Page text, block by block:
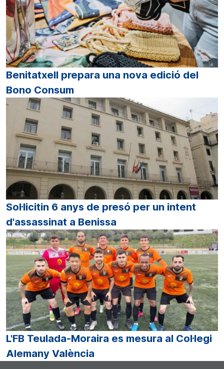
Benitatxell prepara una nova edició del
Bono Consum
Sol·licitin 6 anys de presó per un intent
d'assassinat a Benissa
L'FB Teulada-Moraira es mesura al Col·legi
Alemany València